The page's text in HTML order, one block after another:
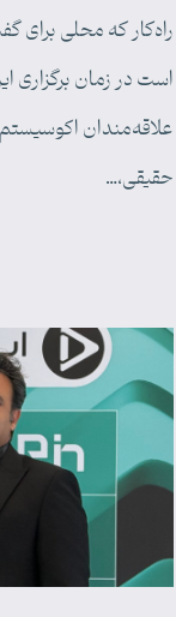
راه‌کار که محلی برای
است در زمان برگزاری
علاقه‌مندان
حقیقی،…